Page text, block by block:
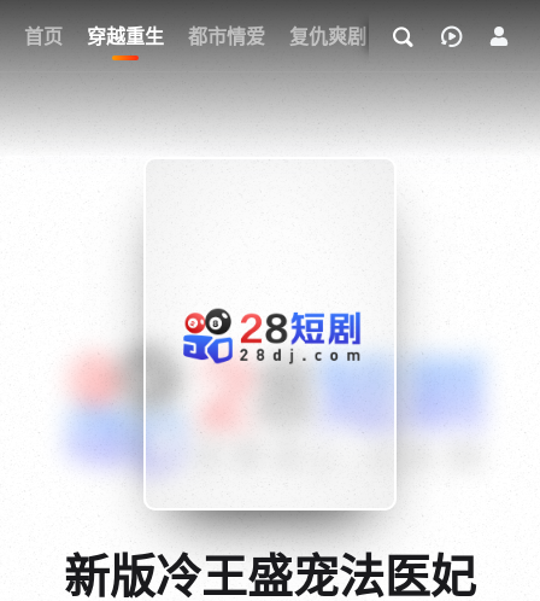
首页 穿越重生 都市情爱 复仇爽剧 玄幻武侠 奇幻
我的观影记录
{if condition="$obj.vod_points
gt 0"}
28短剧
新版冷王盛宠法医妃